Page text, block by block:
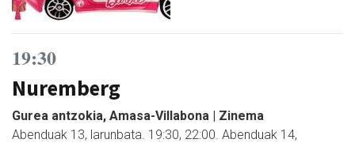
19:30
Nuremberg
Gurea antzokia, Amasa-Villabona | Zinema
Abenduak 13, larunbata. 19:30, 22:00. Abenduak 14,